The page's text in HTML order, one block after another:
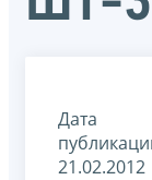
Дата
21.02.2012